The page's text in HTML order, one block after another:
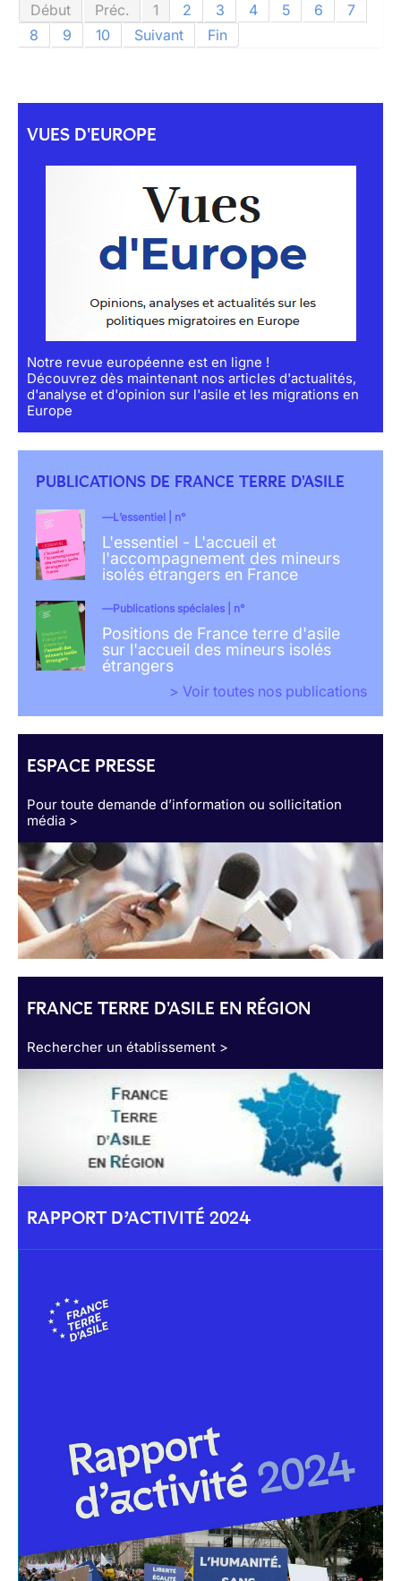
Début Préc. 1 2 3 4 5 6
7
8
9 10 Suivant Fin
VUES D'EUROPE
Notre revue européenne est en ligne !
Découvrez dès maintenant nos articles d'actualités,
d'analyse et d'opinion sur l'asile et les migrations en
Europe
PUBLICATIONS DE FRANCE TERRE D'ASILE
L’essentiel | n°
L'essentiel - L'accueil et
l'accompagnement des mineurs
isolés étrangers en France
Publications spéciales | n°
Positions de France terre d'asile
sur l'accueil des mineurs isolés
étrangers
> Voir toutes nos publications
ESPACE PRESSE
Pour toute demande d’information ou sollicitation
média >
FRANCE TERRE D'ASILE EN RÉGION
Rechercher un établissement >
RAPPORT D’ACTIVITÉ 2024